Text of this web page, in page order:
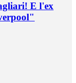
E l'ex